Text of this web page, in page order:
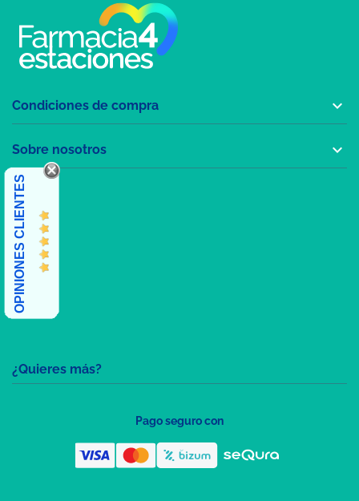
¿Quieres más?
Condiciones de compra 
Sobre nosotros 
OPINIONES CLIENTES
Pago seguro con